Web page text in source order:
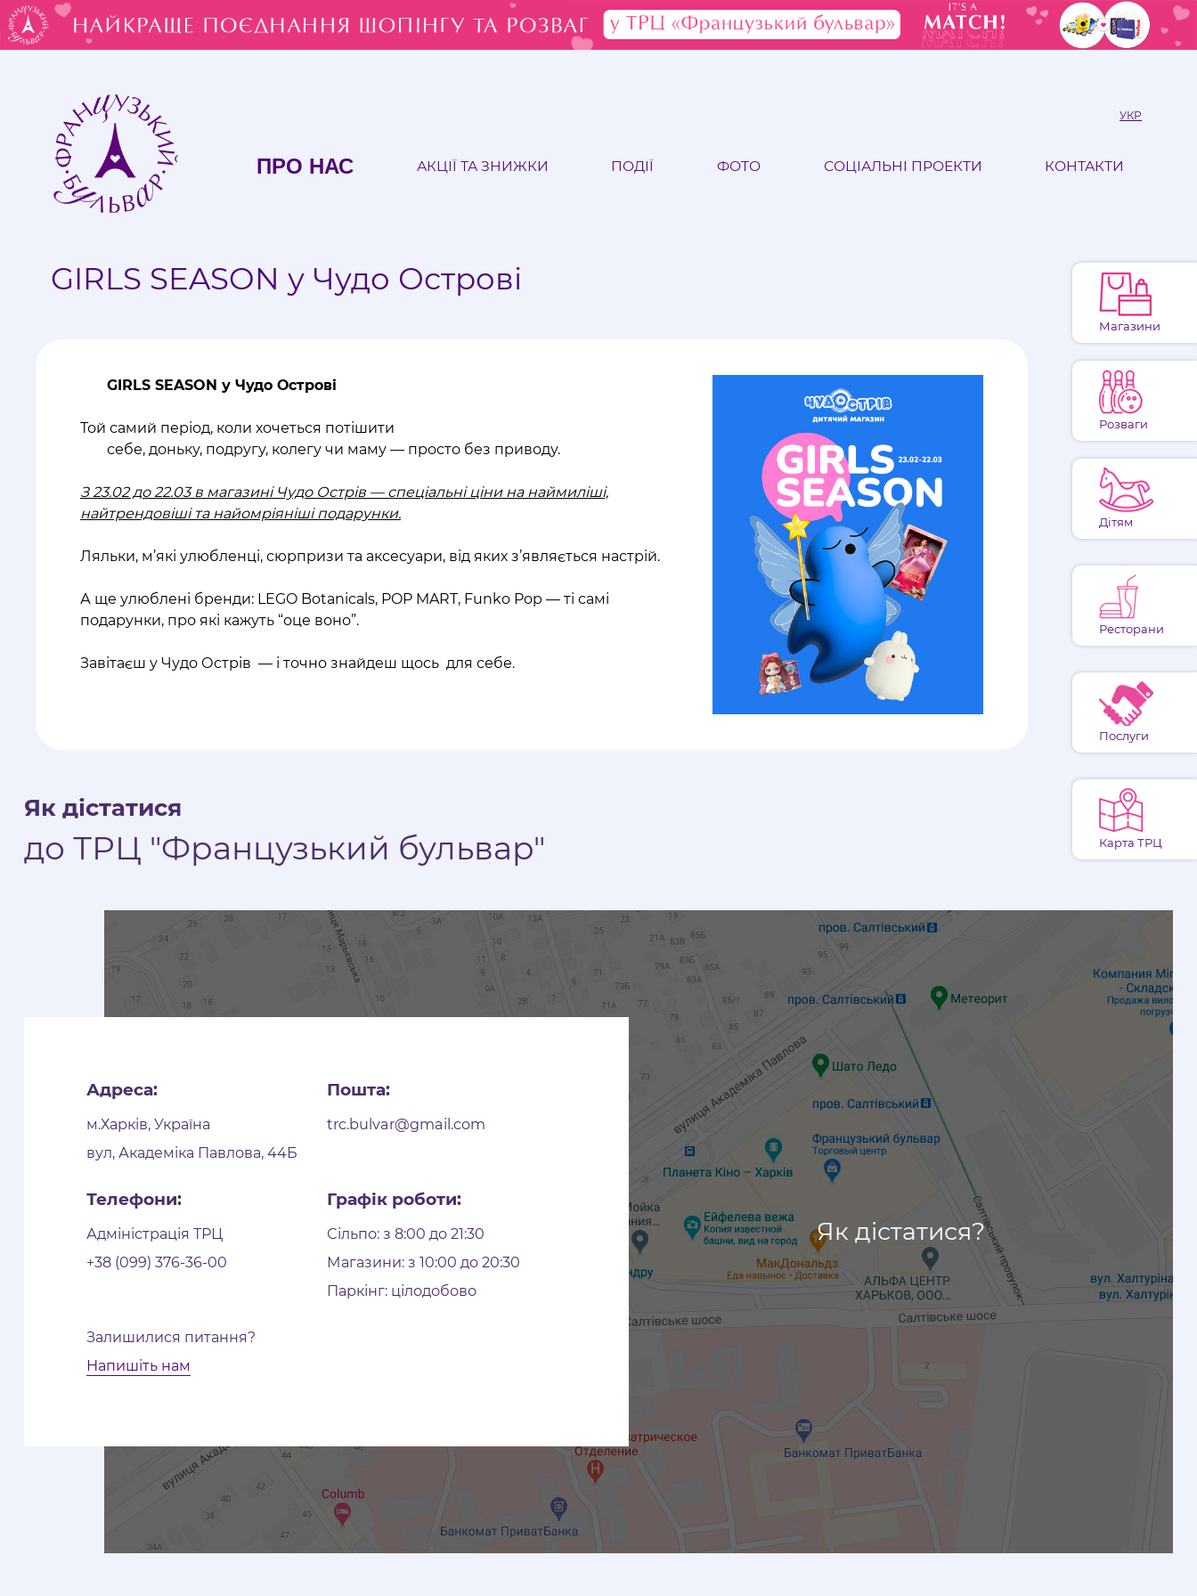
УКР
ПРО НАС АКЦІЇ ТА ЗНИЖКИ ПОДІЇ ФОТО СОЦІАЛЬНІ ПРОЕКТИ КОНТАКТИ
GIRLS SEASON у Чудо Острові
GIRLS SEASON у Чудо Острові
Той самий період, коли хочеться потішити
себе, доньку, подругу, колегу чи маму — просто без приводу.
З 23.02 до 22.03 в магазині Чудо Острів — спеціальні ціни на наймиліші,
найтрендовіші та найомріяніші подарунки.
Ляльки, м’які улюбленці, сюрпризи та аксесуари, від яких з’являється настрій.
А ще улюблені бренди: LEGO Botanicals, POP MART, Funko Pop — ті самі
подарунки, про які кажуть “оце воно”.
Завітаєш у Чудо Острів — і точно знайдеш щось для себе.
Магазини
Розваги
Дітям
Ресторани
Послуги
Карта ТРЦ
Як дістатися
до ТРЦ "Французький бульвар"
Адреса:
м.Харків, Україна
вул, Академіка Павлова, 44Б
Пошта:
trc.bulvar@gmail.com
Телефони:
Адміністрація ТРЦ
+38 (099) 376-36-00
Графік роботи:
Сільпо: з 8:00 до 21:30
Магазини: з 10:00 до 20:30
Паркінг: цілодобово
Залишилися питання?
Напишіть нам
Як дістатися?